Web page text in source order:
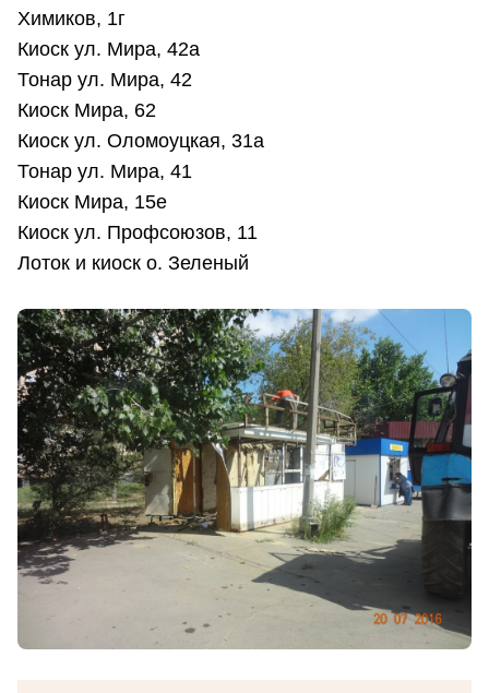
Химиков, 1г
Киоск ул. Мира, 42а
Тонар ул. Мира, 42
Киоск Мира, 62
Киоск ул. Оломоуцкая, 31а
Тонар ул. Мира, 41
Киоск Мира, 15е
Киоск ул. Профсоюзов, 11
Лоток и киоск о. Зеленый